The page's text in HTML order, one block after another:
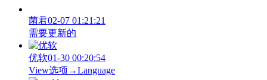
菌君02-07 01:21:21
需要更新的
优软01-30 00:20:54
View‌选项→Language